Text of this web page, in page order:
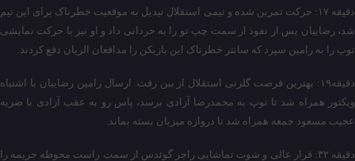
دقیقه ۱۷: حرکت تمرین شده و تیمی استقلال تبدیل به موقعیت خطرناک برای این تیم
شد، رضاییان پس از نفوذ از سمت چپ تو را به حردانی داد و او نیز با حرکت نمایشی
توپ را به رامین سپرد که سانتر خطرناک این بازیکن را مدافعان الریان دفع کردند.
دقیقه۱۹: بهترین فرصت گلزنی استقلال از بین رفت. ارسال رامین رضاییان با اشتباه
ویکتور همراه شد تا توپ به محمدرضا آزادی برسد، پاس رو به عقب آزادی با ضربه
عجیب مسعود جمعه همراه شد تا دروازه میزبان بسته بماند.
دقیقه ۳۲: فرار عالی و شوت تماشایی راجر گوئدس از سمت راست محوطه جریمه را